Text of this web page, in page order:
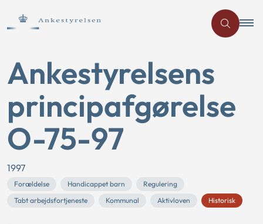
Ankestyrelsens
principafgørelse
O-75-97
1997
Forældelse Handicappet barn
Regulering
Tabt arbejdsfortjeneste
Kommunal Aktivloven Historisk